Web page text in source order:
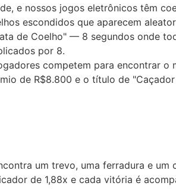
e nossos jogos eletrônicos têm
escondidos que aparecem
de Coelho" — 8 segundos onde
por 8.
competem para encontrar o
de R$8.800 e o título de
um trevo, uma ferradura e um
de 1,88x e cada vitória é